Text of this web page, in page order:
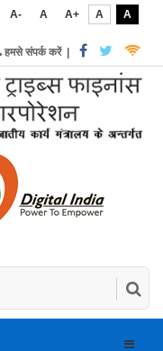
A- A A+ A
A
हमसे संपर्क करें|
Toggle